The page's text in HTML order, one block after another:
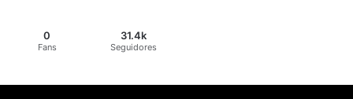
0
Fans
31.4k
Seguidores